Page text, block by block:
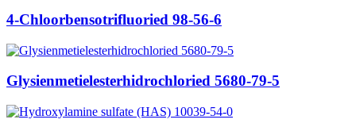
4-Chloorbensotrifluoried 98-56-6
Glysienmetielesterhidrochloried 5680-79-5